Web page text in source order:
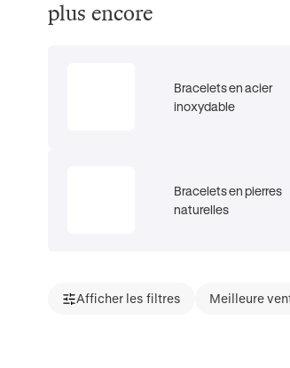
plus encore
Bracelets en acier
inoxydable
Bracelets en pierres
naturelles
Afficher les filtres Meilleure